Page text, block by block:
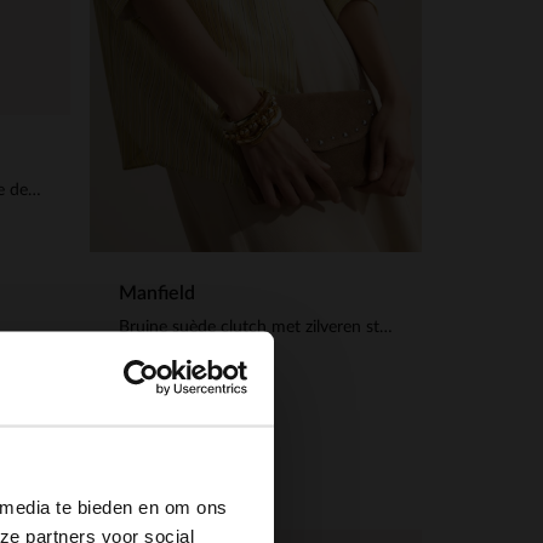
te bieden en om ons
partners voor social
Manfield
Bruine suède clutch met zilveren studs
59.99